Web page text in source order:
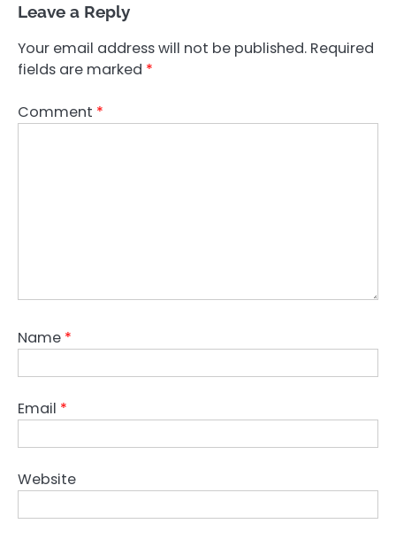
Leave a Reply
Your email address will not be published. Required
fields are marked *
Comment *
Name *
Email *
Website